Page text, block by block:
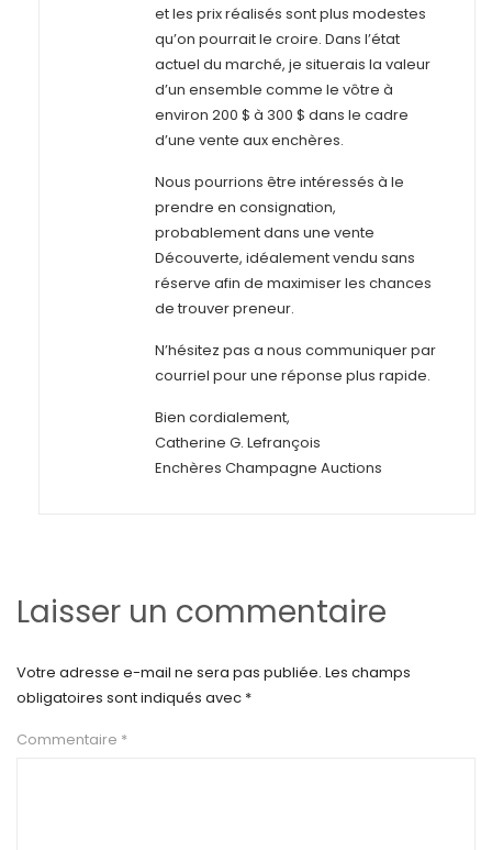
et les prix réalisés sont plus modestes
qu’on pourrait le croire. Dans l’état
actuel du marché, je situerais la valeur
d’un ensemble comme le vôtre à
environ 200 $ à 300 $ dans le cadre
d’une vente aux enchères.
Nous pourrions être intéressés à le
prendre en consignation,
probablement dans une vente
Découverte, idéalement vendu sans
réserve afin de maximiser les chances
de trouver preneur.
N’hésitez pas a nous communiquer par
courriel pour une réponse plus rapide.
Bien cordialement,
Catherine G. Lefrançois
Enchères Champagne Auctions
Laisser un commentaire
Votre adresse e-mail ne sera pas publiée. Les champs
obligatoires sont indiqués avec *
Commentaire *